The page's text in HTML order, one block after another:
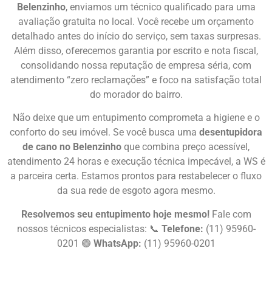
Belenzinho, enviamos um técnico qualificado para uma
avaliação gratuita no local. Você recebe um orçamento
detalhado antes do início do serviço, sem taxas surpresas.
Além disso, oferecemos garantia por escrito e nota fiscal,
consolidando nossa reputação de empresa séria, com
atendimento “zero reclamações” e foco na satisfação total
do morador do bairro.
Não deixe que um entupimento comprometa a higiene e o
conforto do seu imóvel. Se você busca uma desentupidora
de cano no Belenzinho que combina preço acessível,
atendimento 24 horas e execução técnica impecável, a WS é
a parceira certa. Estamos prontos para restabelecer o fluxo
da sua rede de esgoto agora mesmo.
Resolvemos seu entupimento hoje mesmo!Fale com
nossos técnicos especialistas: 📞 Telefone: (11) 95960-
0201 🟢 WhatsApp: (11) 95960-0201